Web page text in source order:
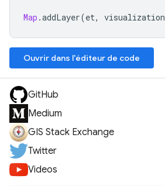
Map .addLayer(et, visualization
Ouvrir dans l'éditeur de code
GitHub
Medium
GIS Stack Exchange
Twitter
Videos